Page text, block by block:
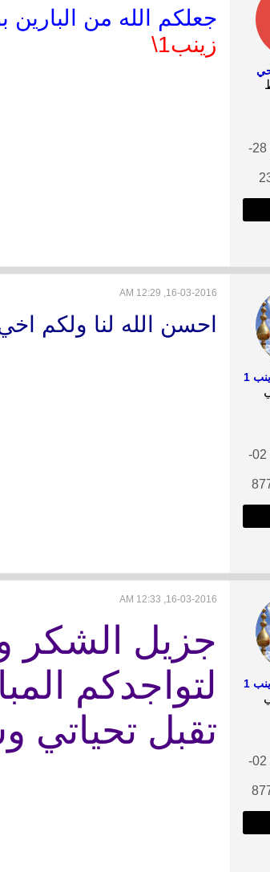
28-
جعلكم الله من البارين
زينب1\
1
02-
16-03-2016, 12:29 AM
احسن الله لنا ولكم
1
02-
16-03-2016, 12:33 AM
جزيل الشكر
لتواجدكم
تقبل تحياتي